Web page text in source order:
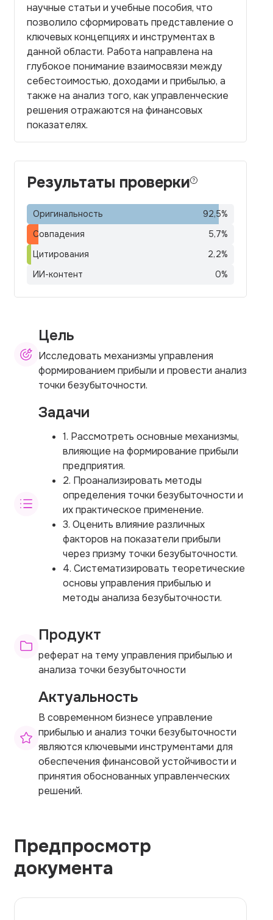
научные статьи и учебные пособия, что
позволило сформировать представление о
ключевых концепциях и инструментах в
данной области. Работа направлена на
глубокое понимание взаимосвязи между
себестоимостью, доходами и прибылью, а
также на анализ того, как управленческие
решения отражаются на финансовых
показателях.
Результаты проверки
Оригинальность 92,5%
Совпадения
5,7%
Цитирования
2,2%
ИИ-контент
0%
Цель
Исследовать механизмы управления
формированием прибыли и провести анализ
точки безубыточности.
Задачи
1. Рассмотреть основные механизмы,
влияющие на формирование прибыли
предприятия.
2. Проанализировать методы
определения точки безубыточности и
их практическое применение.
3. Оценить влияние различных
факторов на показатели прибыли
через призму точки безубыточности.
4. Систематизировать теоретические
основы управления прибылью и
методы анализа безубыточности.
Продукт
реферат на тему управления прибылью и
анализа точки безубыточности
Актуальность
В современном бизнесе управление
прибылью и анализ точки безубыточности
являются ключевыми инструментами для
обеспечения финансовой устойчивости и
принятия обоснованных управленческих
решений.
Предпросмотр
документа